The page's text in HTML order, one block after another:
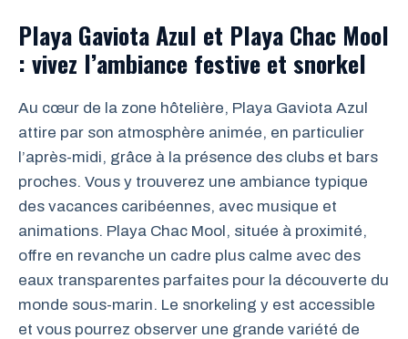
Playa Gaviota Azul et Playa Chac Mool
: vivez l’ambiance festive et snorkel
Au cœur de la zone hôtelière, Playa Gaviota Azul
attire par son atmosphère animée, en particulier
l’après-midi, grâce à la présence des clubs et bars
proches. Vous y trouverez une ambiance typique
des vacances caribéennes, avec musique et
animations. Playa Chac Mool, située à proximité,
offre en revanche un cadre plus calme avec des
eaux transparentes parfaites pour la découverte du
monde sous-marin. Le snorkeling y est accessible
et vous pourrez observer une grande variété de